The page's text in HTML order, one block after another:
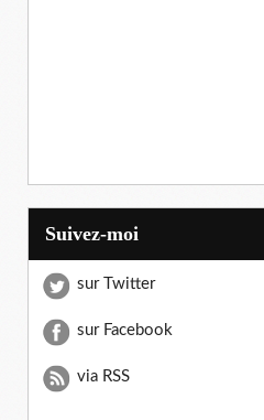
Suivez-moi
sur Twitter
sur Facebook
via RSS